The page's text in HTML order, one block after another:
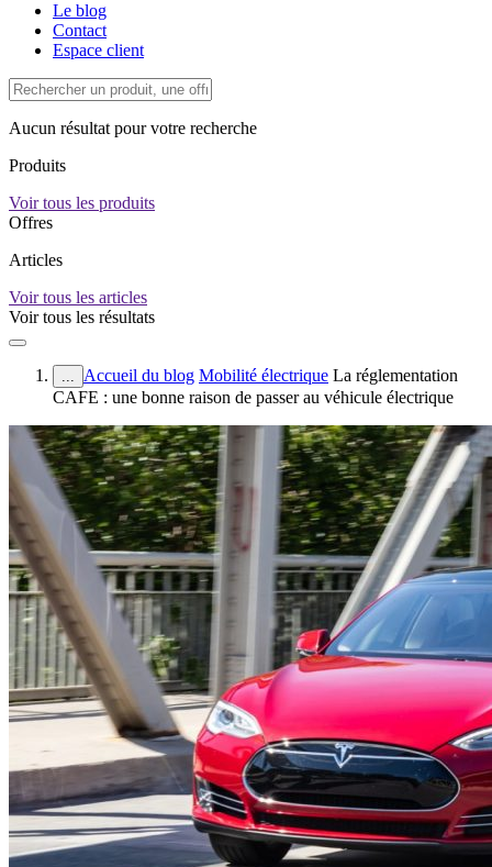
Le blog
Contact
Espace client
Aucun résultat pour votre recherche
Produits
Voir tous les produits
Offres
Articles
Voir tous les articles
Voir tous les résultats
... Accueil du blog Mobilité électrique La réglementation
CAFE : une bonne raison de passer au véhicule électrique